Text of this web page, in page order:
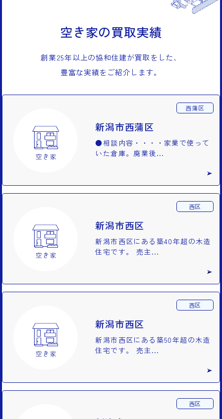
空き家の買取実績
創業25年以上の協和住建が買取をした、
豊富な実績をご紹介します。
西蒲区
新潟市西蒲区
●相談内容・・・・家業で使って
いた倉庫。廃業後...
西区
新潟市西区
新潟市西区にある築40年超の木造
住宅です。 売主...
西区
新潟市西区
新潟市西区にある築50年超の木造
住宅です。 売主...
西区